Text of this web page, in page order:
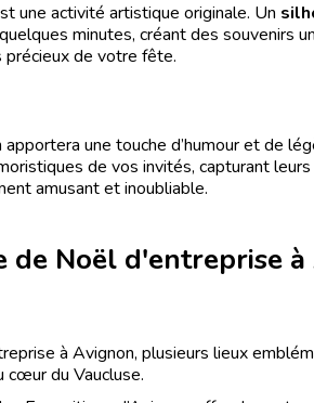
une activité artistique originale. Un
minutes, créant des souvenirs
de votre fête.
apportera une touche d’humour et de
de vos invités, capturant
amusant et inoubliable.
de Noël d'entreprise
à Avignon, plusieurs lieux
du Vaucluse.